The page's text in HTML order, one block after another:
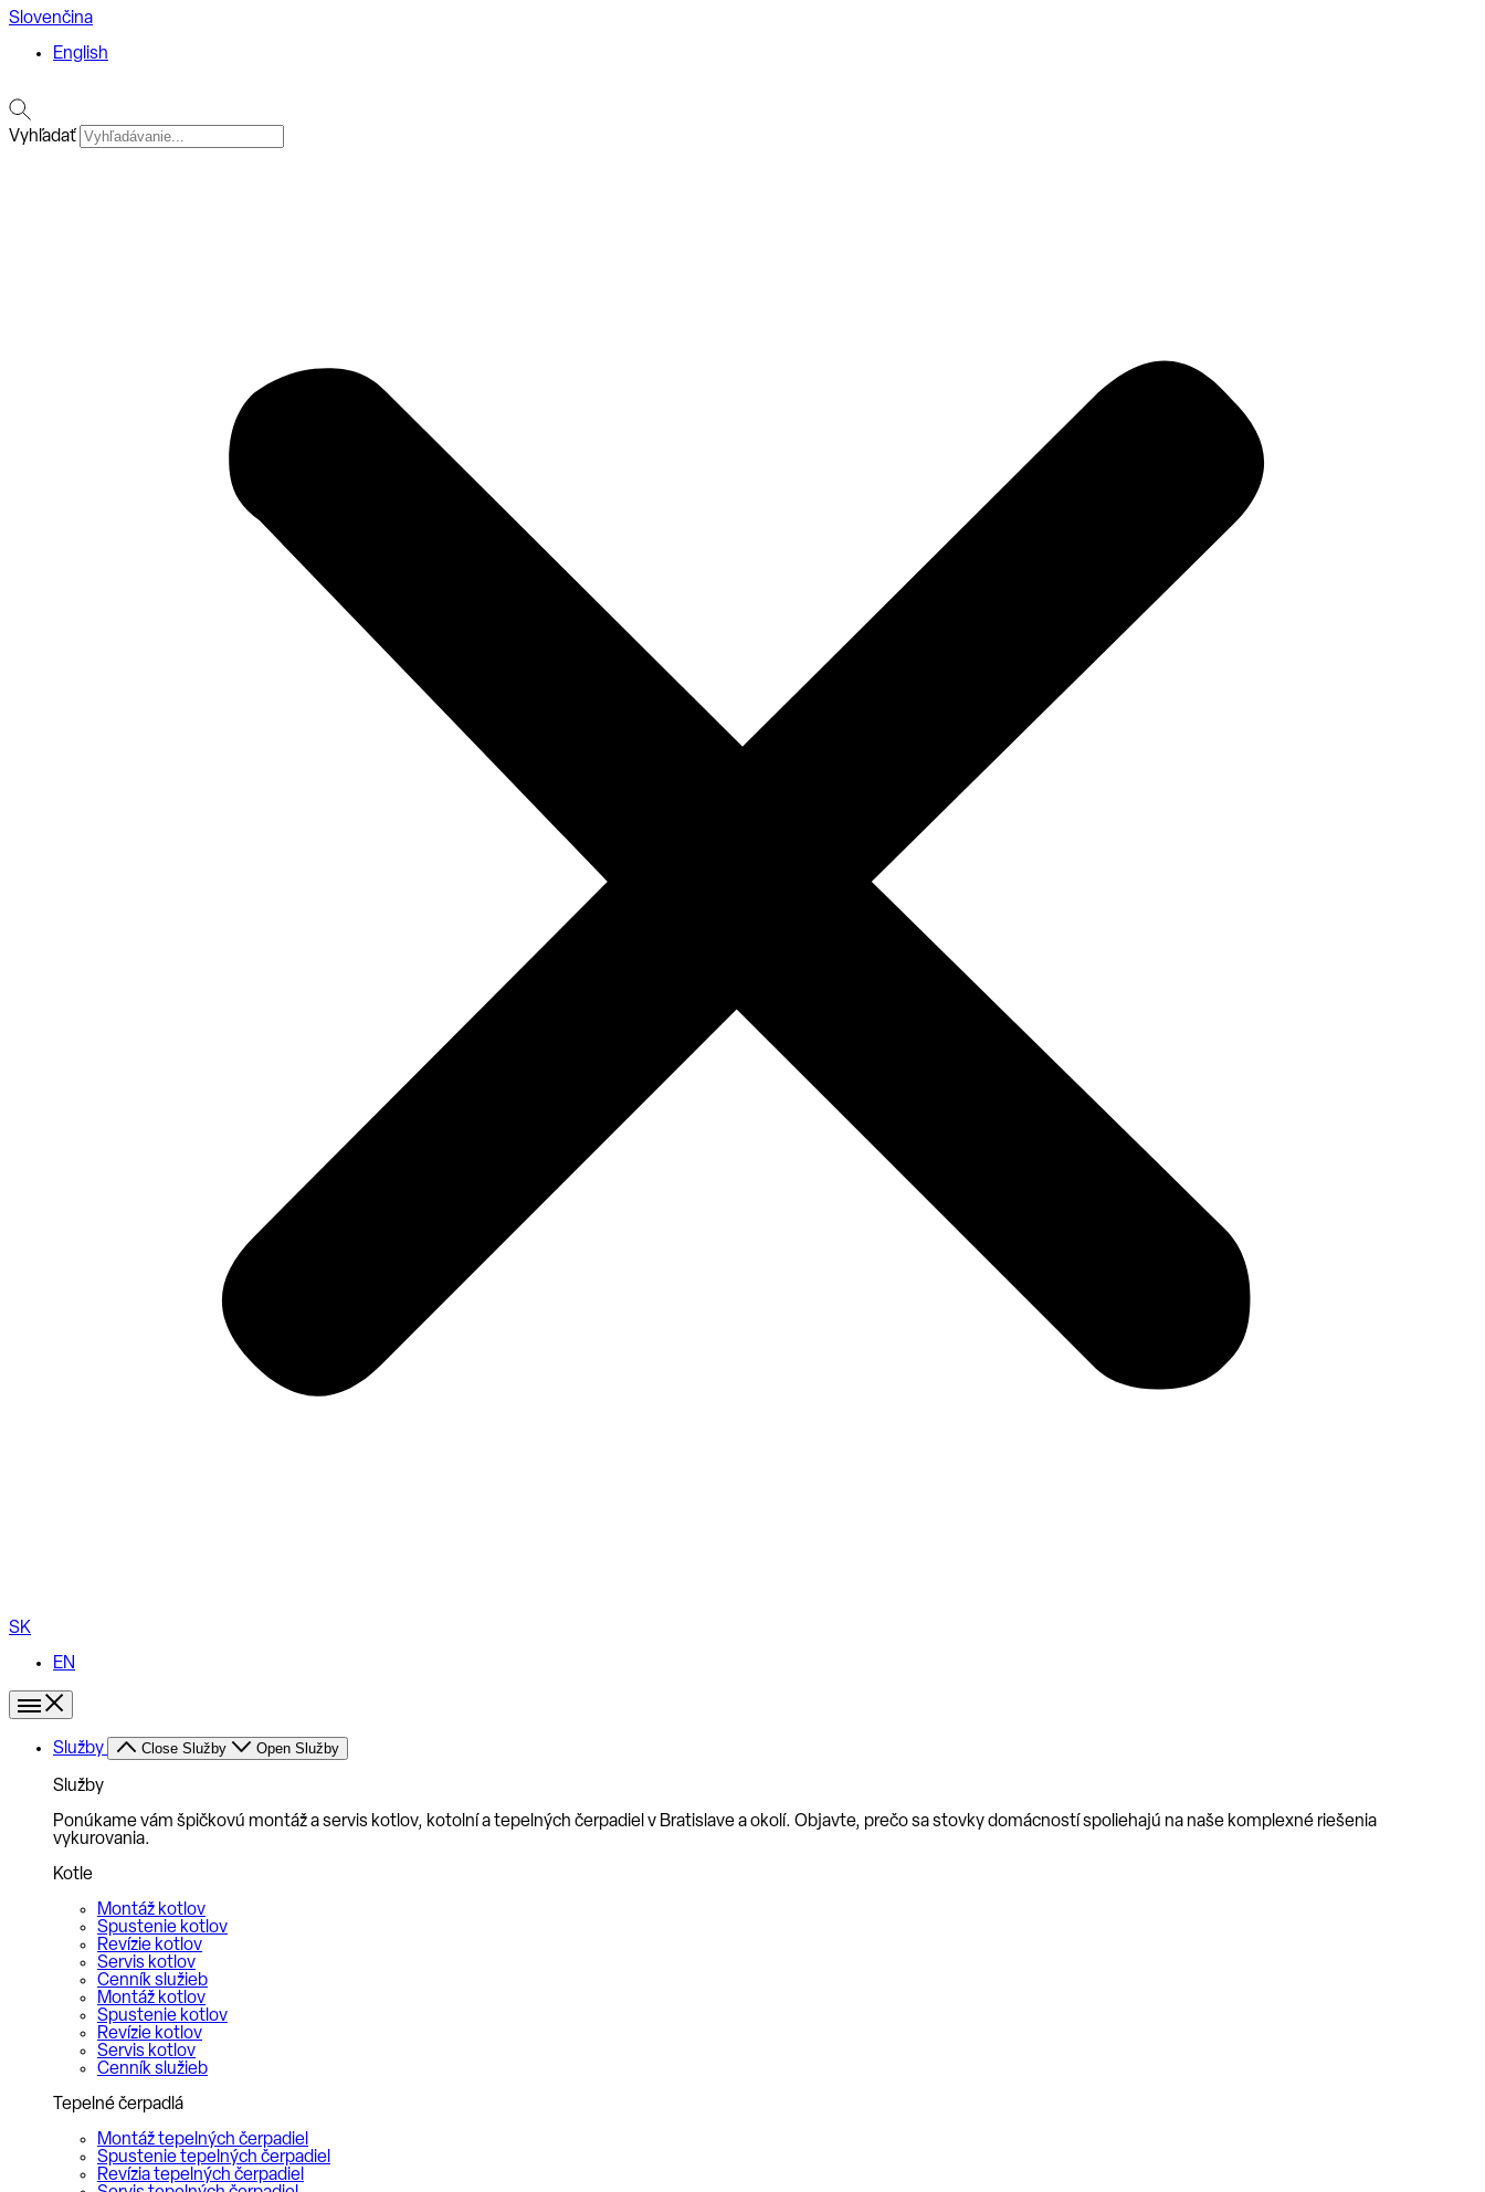
Slovenčina
English
Vyhľadať
SK
EN
Služby Close Služby Open Služby
Služby
Ponúkame vám špičkovú montáž a servis kotlov, kotolní a tepelných čerpadiel v Bratislave a okolí. Objavte, prečo sa stovky domácností spoliehajú na naše komplexné riešenia
vykurovania.
Kotle
Montáž kotlov
Spustenie kotlov
Revízie kotlov
Servis kotlov
Cenník služieb
Montáž kotlov
Spustenie kotlov
Revízie kotlov
Servis kotlov
Cenník služieb
Tepelné čerpadlá
Montáž tepelných čerpadiel
Spustenie tepelných čerpadiel
Revízia tepelných čerpadiel